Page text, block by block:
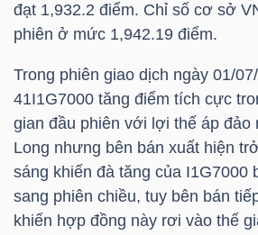
đạt 1,932.2 điểm. Chỉ số cơ sở
phiên ở mức 1,942.19 điểm.
Trong phiên giao dịch ngày 01/
41I1G7000 tăng điểm tích cực
gian đầu phiên với lợi thế áp đảo
Long nhưng bên bán xuất hiện
sáng khiến đà tăng của I1G7000
sang phiên chiều, tuy bên bán
khiến hợp đồng này rơi vào thế
DƯƠNG
TÀI
CHÍNH
CÁ
NHÂN